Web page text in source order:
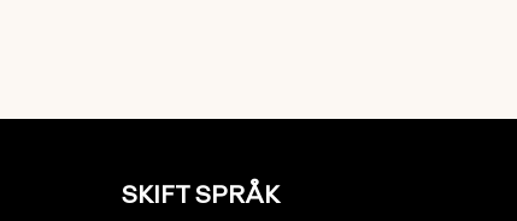
SKIFT SPRÅK